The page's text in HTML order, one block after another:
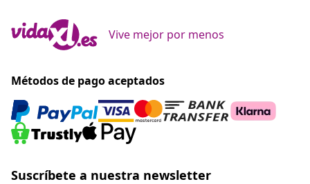
Vive mejor por menos
Métodos de pago aceptados
Suscríbete a nuestra newsletter